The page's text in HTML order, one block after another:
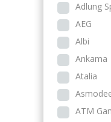
Adlung
AEG
Albi
Ankama
Atalia
ATM